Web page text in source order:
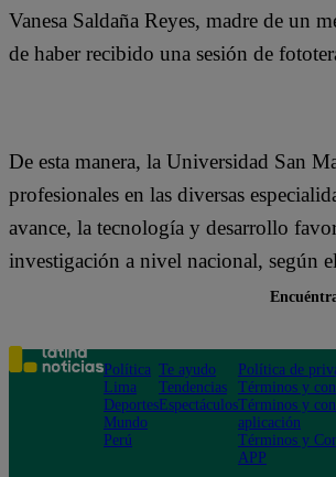
Vanesa Saldaña Reyes, madre de un
de haber recibido una sesión de
De esta manera, la Universidad San
profesionales en las diversas
avance, la tecnología y desarrollo
investigación a nivel nacional, según
Política
Lima
Deportes
Mundo
Perú
Te ayudo
Tendencias
Espectáculos
Política de
Términos y
Términos y
aplicación
Términos y
APP